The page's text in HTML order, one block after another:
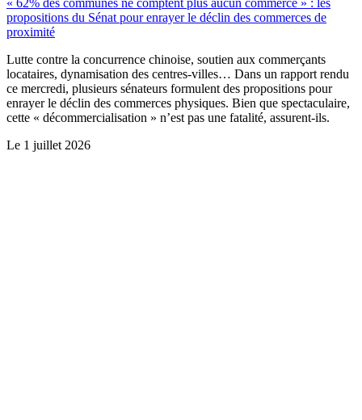
« 62% des communes ne comptent plus aucun commerce » : les
propositions du Sénat pour enrayer le déclin des commerces de
proximité
Lutte contre la concurrence chinoise, soutien aux commerçants
locataires, dynamisation des centres-villes… Dans un rapport rendu
ce mercredi, plusieurs sénateurs formulent des propositions pour
enrayer le déclin des commerces physiques. Bien que spectaculaire,
cette « décommercialisation » n’est pas une fatalité, assurent-ils.
Le 1 juillet 2026